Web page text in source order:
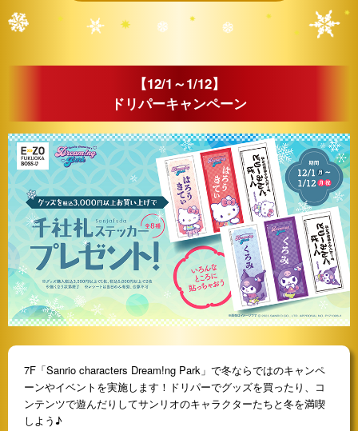
【12/1～1/12】
ドリパーキャンペーン
7F「Sanrio characters Dream!ng Park」で冬ならではのキャンペ
ーンやイベントを実施します！ドリパーでグッズを買ったり、コ
ンテンツで遊んだりしてサンリオのキャラクターたちと冬を満喫
しよう♪